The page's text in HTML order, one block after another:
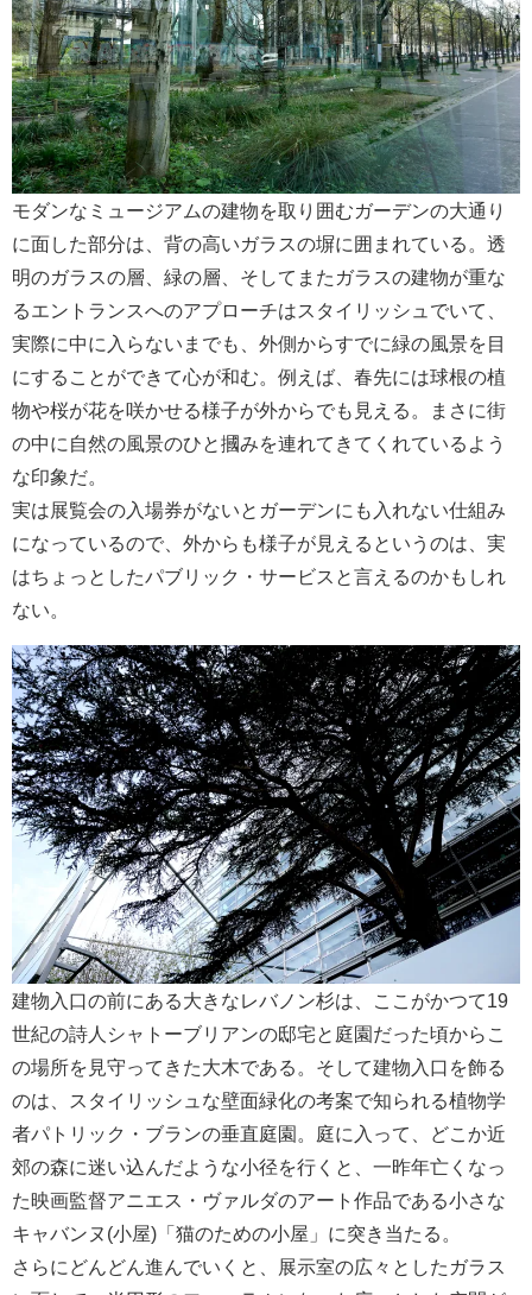
モダンなミュージアムの建物を取り囲むガーデンの大通り
に面した部分は、背の高いガラスの塀に囲まれている。透
明のガラスの層、緑の層、そしてまたガラスの建物が重な
るエントランスへのアプローチはスタイリッシュでいて、
実際に中に入らないまでも、外側からすでに緑の風景を目
にすることができて心が和む。例えば、春先には球根の植
物や桜が花を咲かせる様子が外からでも見える。まさに街
の中に自然の風景のひと摑みを連れてきてくれているよう
な印象だ。
実は展覧会の入場券がないとガーデンにも入れない仕組み
になっているので、外からも様子が見えるというのは、実
はちょっとしたパブリック・サービスと言えるのかもしれ
ない。
建物入口の前にある大きなレバノン杉は、ここがかつて19
世紀の詩人シャトーブリアンの邸宅と庭園だった頃からこ
の場所を見守ってきた大木である。そして建物入口を飾る
のは、スタイリッシュな壁面緑化の考案で知られる植物学
者パトリック・ブランの垂直庭園。庭に入って、どこか近
郊の森に迷い込んだような小径を行くと、一昨年亡くなっ
た映画監督アニエス・ヴァルダのアート作品である小さな
キャバンヌ(小屋)「猫のための小屋」に突き当たる。
さらにどんどん進んでいくと、展示室の広々としたガラス